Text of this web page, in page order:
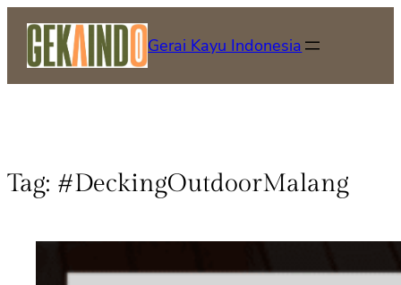
Gerai Kayu Indonesia
Tag: #DeckingOutdoorMalang